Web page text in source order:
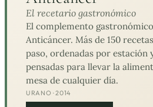
El recetario gastronómico
El complemento
Anticáncer. Más de 150
paso, ordenadas por estación
pensadas para llevar la
mesa de cualquier día.
URANO · 2014